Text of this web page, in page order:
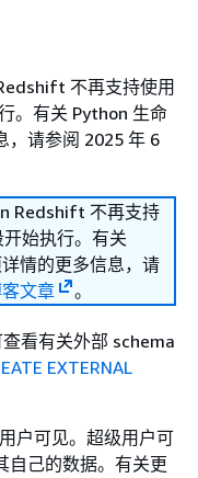
不再支持使用
。有关 Python 生命
，请参阅 2025 年 6
Redshift 不再支持
始执行。有关
情的更多信息，请
文章 。
查看有关外部 schema
EXTERNAL
用户可见。超级用户可
自己的数据。有关更